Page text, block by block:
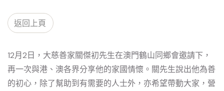
返回上頁
12月2日，大慈善家關傑初先生在澳門鶴山同鄉會邀請下，
再一次與港、澳各界分享他的家國情懷。關先生說出他為善
的初心，除了幫助到有需要的人士外，亦希望帶動大家，營